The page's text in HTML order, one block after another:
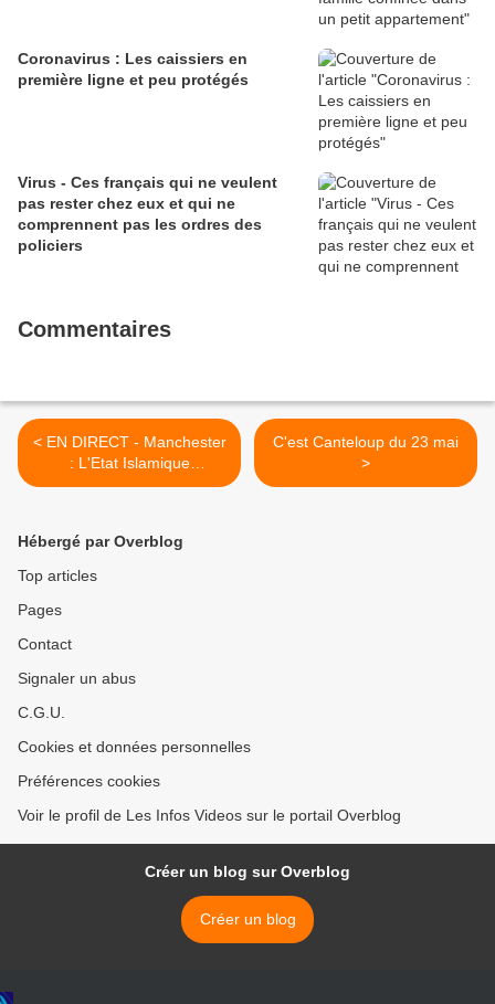
Coronavirus : Les caissiers en
première ligne et peu protégés
Virus - Ces français qui ne veulent
pas rester chez eux et qui ne
comprennent pas les ordres des
policiers
Commentaires
< EN DIRECT - Manchester
: L'Etat Islamique
revendique l'attentat - Un
et 60 blessés
C'est Canteloup du 23 mai
>
Hébergé par Overblog
Top articles
Pages
Contact
Signaler un abus
C.G.U.
Cookies et données personnelles
Préférences cookies
Voir le profil de Les Infos Videos sur le portail Overblog
Créer un blog sur Overblog
Créer un blog